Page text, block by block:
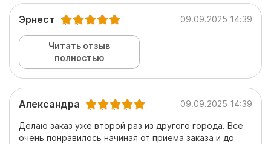
Эрнест 09.09.2025 14:39
Читать отзыв
полностью
Александра 09.09.2025 14:39
Делаю заказ уже второй раз из другого города. Все
очень понравилось начиная от приема заказа и до